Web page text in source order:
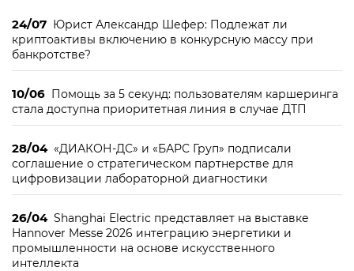
24/07 Юрист Александр Шефер: Подлежат ли
криптоактивы включению в конкурсную массу при
банкротстве?
10/06 Помощь за 5 секунд: пользователям каршеринга
стала доступна приоритетная линия в случае ДТП
28/04 «ДИАКОН-ДС» и «БАРС Груп» подписали
соглашение о стратегическом партнерстве для
цифровизации лабораторной диагностики
26/04 Shanghai Electric представляет на выставке
Hannover Messe 2026 интеграцию энергетики и
промышленности на основе искусственного
интеллекта